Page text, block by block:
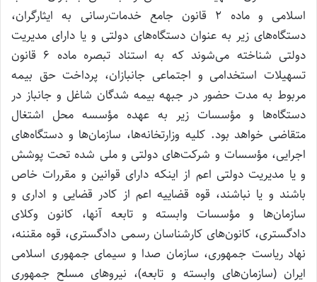
اسلامی و ماده ۲ قانون جامع خدمات‌رسانی به ایثارگران،
دستگاه‌های زیر به عنوان دستگاه‌های دولتی و یا دارای مدیریت
دولتی شناخته می‌شوند که به استناد تبصره ماده ۶ قانون
تسهیلات استخدامی و اجتماعی جانبازان، پرداخت حق بیمه
مربوط به مدت حضور در جبهه بیمه شدگان شاغل و جانباز در
دستگاه‌ها و مؤسسات زیر به عهده مؤسسه محل اشتغال
متقاضی خواهد بود. كلیه وزارتخانه‌ها، سازمان‌ها و دستگاه‌های
اجرایی، مؤسسات و شركت‌های دولتی و ملی شده تحت پوشش
و یا مدیریت دولتی اعم از اینكه دارای قوانین و مقررات خاص
باشند و یا نباشند، قوه قضاییه اعم از كادر قضایی و اداری و
سازمان‌ها و مؤسسات وابسته و تابعه آنها، كانون وکلای
دادگستری، كانون‌های كارشناسان رسمی دادگستری، قوه مقننه،
نهاد ریاست جمهوری، سازمان صدا و سیمای جمهوری اسلامی
ایران (سازمان‌های وابسته و تابعه)، نیروهای مسلح جمهوری